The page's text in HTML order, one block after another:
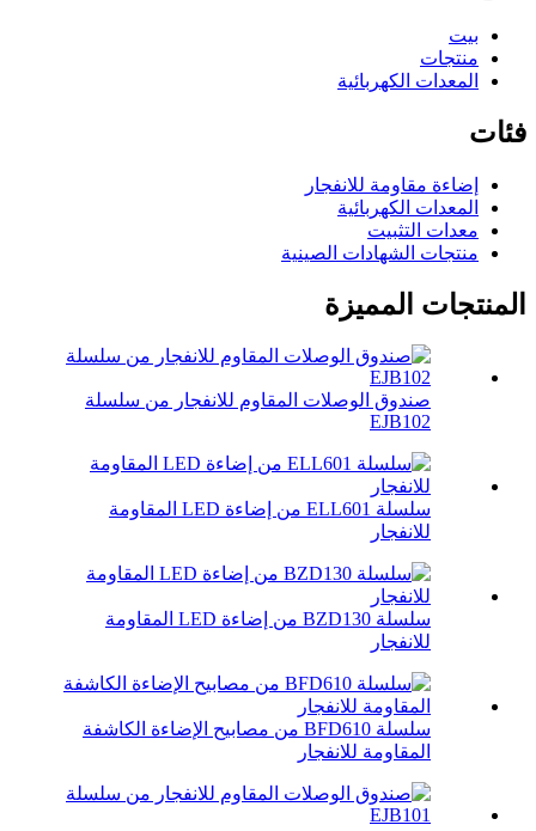
بيت
منتجات
المعدات الكهربائية
فئات
إضاءة مقاومة للانفجار
المعدات الكهربائية
معدات التثبيت
منتجات الشهادات الصينية
المنتجات المميزة
صندوق الوصلات المقاوم للانفجار من سلسلة
EJB102
سلسلة ELL601 من إضاءة LED المقاومة
للانفجار
سلسلة BZD130 من إضاءة LED المقاومة
للانفجار
سلسلة BFD610 من مصابيح الإضاءة الكاشفة
المقاومة للانفجار